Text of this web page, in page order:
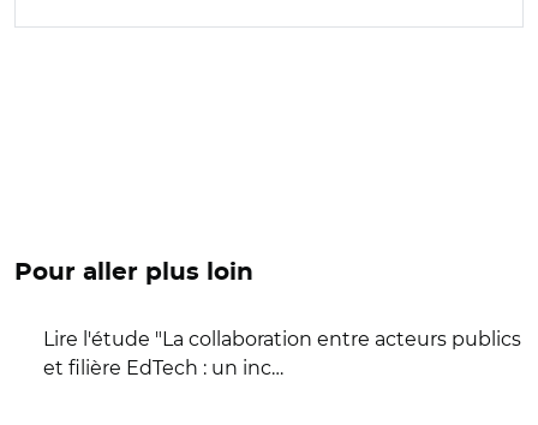
Pour aller plus loin
Lire l'étude "La collaboration entre acteurs publics
et filière EdTech : un inc…